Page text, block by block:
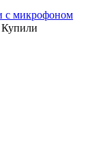
с микрофоном
Купили